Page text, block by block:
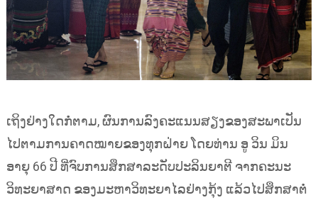
ເຖິງຢ່າງໃດກໍ່ຕາມ, ຜົນການລົງຄະແນນສຽງຂອງສະພາເປັນ
ໄປຕາມການຄາດໝາຍຂອງທຸກຝ່າຍ ໂດຍທ່ານ ອູ ວິນ ມິນ
ອາຍຸ 66 ປີ ທີ່ຈົບການສຶກສາລະດັບປະລິນຍາຕີ ຈາກຄະນະ
ວິທະຍາສາດ ຂອງມະຫາວິທະຍາໄລຢ່າງກຸ້ງ ແລ້ວໄປສຶກສາຕໍ່